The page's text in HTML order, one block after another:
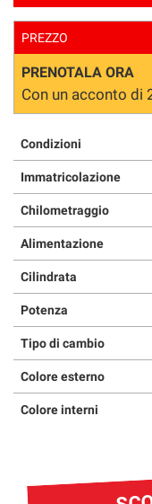
PREZZO
PRENOTALA ORA
Con un acconto di
Condizioni
Immatricolazione
Chilometraggio
Alimentazione
Cilindrata
Potenza
Tipo di cambio
Colore esterno
Colore interni